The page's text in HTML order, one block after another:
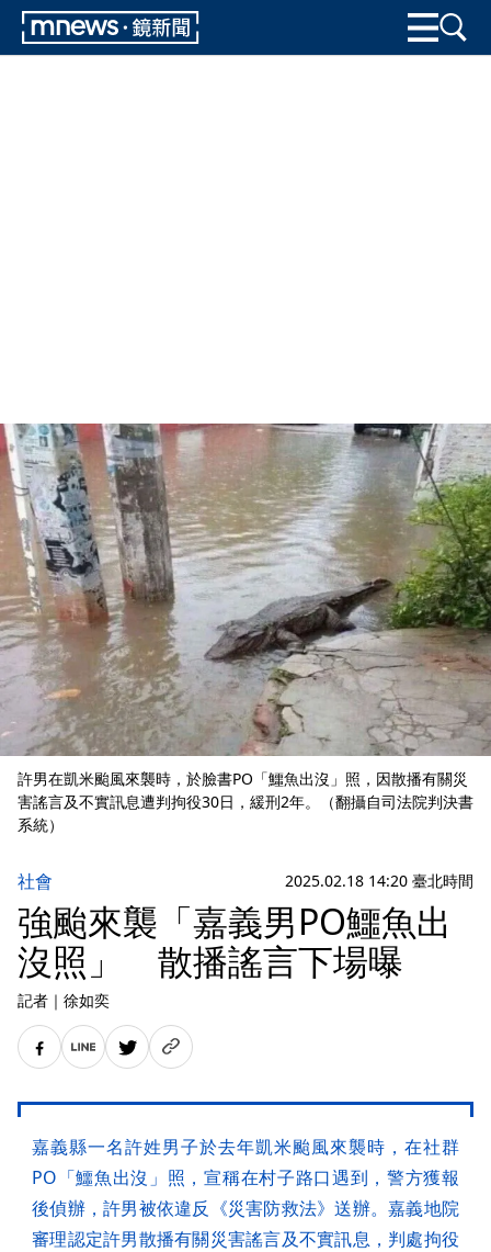
許男在凱米颱風來襲時，於臉書PO「鱷魚出沒」照，因散播有關災
害謠言及不實訊息遭判拘役30日，緩刑2年。（翻攝自司法院判決書
系統）
社會 2025.02.18 14:20 臺北時間
強颱來襲「嘉義男PO鱷魚出
沒照」 散播謠言下場曝
記者 ｜ 徐如奕
嘉義縣一名許姓男子於去年凱米颱風來襲時，在社群
PO「鱷魚出沒」照，宣稱在村子路口遇到，警方獲報
後偵辦，許男被依違反《災害防救法》送辦。嘉義地院
審理認定許男散播有關災害謠言及不實訊息，判處拘役